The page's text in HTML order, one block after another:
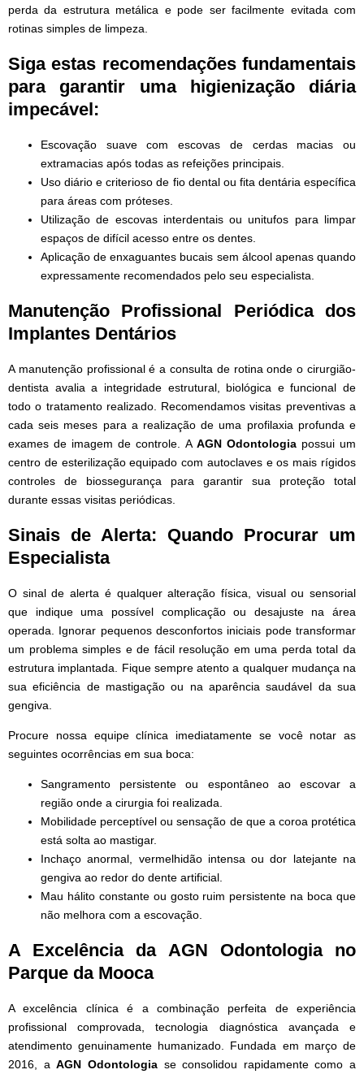
perda da estrutura metálica e pode ser facilmente evitada com
rotinas simples de limpeza.
Siga estas recomendações fundamentais
para garantir uma higienização diária
impecável:
Escovação suave com escovas de cerdas macias ou
extramacias após todas as refeições principais.
Uso diário e criterioso de fio dental ou fita dentária específica
para áreas com próteses.
Utilização de escovas interdentais ou unitufos para limpar
espaços de difícil acesso entre os dentes.
Aplicação de enxaguantes bucais sem álcool apenas quando
expressamente recomendados pelo seu especialista.
Manutenção Profissional Periódica dos
Implantes Dentários
A manutenção profissional é a consulta de rotina onde o cirurgião-
dentista avalia a integridade estrutural, biológica e funcional de
todo o tratamento realizado. Recomendamos visitas preventivas a
cada seis meses para a realização de uma profilaxia profunda e
exames de imagem de controle. A AGN Odontologiapossui um
centro de esterilização equipado com autoclaves e os mais rígidos
controles de biossegurança para garantir sua proteção total
durante essas visitas periódicas.
Sinais de Alerta: Quando Procurar um
Especialista
O sinal de alerta é qualquer alteração física, visual ou sensorial
que indique uma possível complicação ou desajuste na área
operada. Ignorar pequenos desconfortos iniciais pode transformar
um problema simples e de fácil resolução em uma perda total da
estrutura implantada. Fique sempre atento a qualquer mudança na
sua eficiência de mastigação ou na aparência saudável da sua
gengiva.
Procure nossa equipe clínica imediatamente se você notar as
seguintes ocorrências em sua boca:
Sangramento persistente ou espontâneo ao escovar a
região onde a cirurgia foi realizada.
Mobilidade perceptível ou sensação de que a coroa protética
está solta ao mastigar.
Inchaço anormal, vermelhidão intensa ou dor latejante na
gengiva ao redor do dente artificial.
Mau hálito constante ou gosto ruim persistente na boca que
não melhora com a escovação.
A Excelência da AGN Odontologia no
Parque da Mooca
A excelência clínica é a combinação perfeita de experiência
profissional comprovada, tecnologia diagnóstica avançada e
atendimento genuinamente humanizado. Fundada em março de
2016, aAGN Odontologiase consolidou rapidamente como a